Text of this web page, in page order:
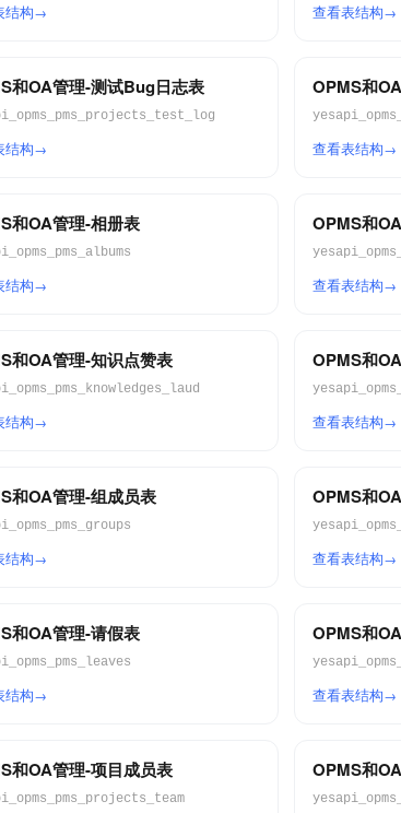
结构 查看表结构
和OA管理-测试Bug日志表
结构
OPMS和
查看表结构
和OA管理-相册表
结构
OPMS和
查看表结构
和OA管理-知识点赞表
结构
OPMS和
查看表结构
和OA管理-组成员表
结构
OPMS和
查看表结构
和OA管理-请假表
结构
OPMS和
查看表结构
和OA管理-项目成员表 OPMS和